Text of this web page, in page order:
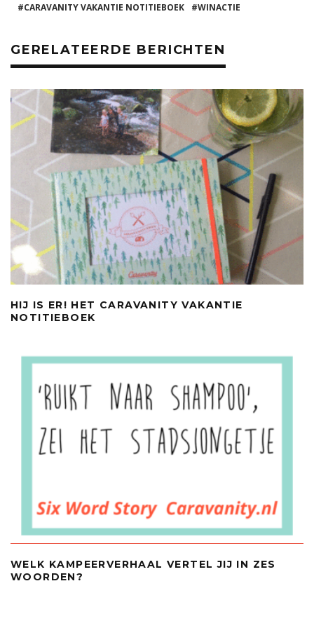
b
o
o
k
r st A
p
p
CARAVANITY VAKANTIE NOTITIEBOEK WINACTIE
GERELATEERDE BERICHTEN
HIJ IS ER! HET CARAVANITY VAKANTIE
NOTITIEBOEK
WELK KAMPEERVERHAAL VERTEL JIJ IN ZES
WOORDEN?